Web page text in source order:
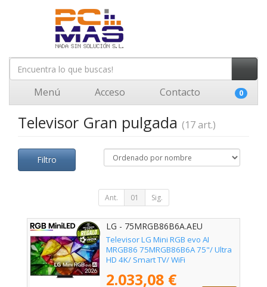
Menú Acceso Contacto 0
Televisor Gran pulgada (17 art.)
Filtro
Ant. 01 Sig.
LG - 75MRGB86B6A.AEU
Televisor LG Mini RGB evo AI
MRGB86 75MRGB86B6A 75"/ Ultra
HD 4K/ Smart TV/ WiFi
2.033,08 €